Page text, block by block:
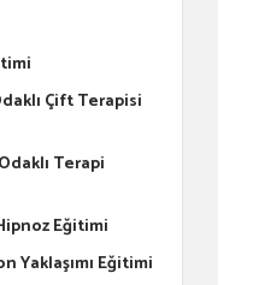
Çift Terapisi
Terapi
Eğitimi
Yaklaşımı Eğitimi